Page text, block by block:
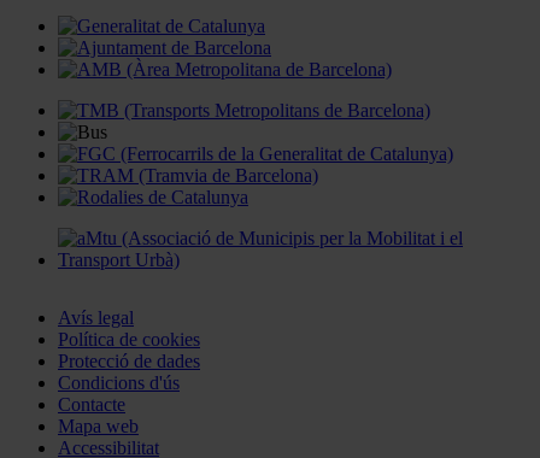
Avís legal
Política de cookies
Protecció de dades
Condicions d'ús
Contacte
Mapa web
Accessibilitat